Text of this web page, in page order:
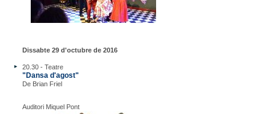
Dissabte 29 d'octubre de 2016
20.30 - Teatre
"Dansa d'agost"
De Brian Friel
Auditori Miquel Pont